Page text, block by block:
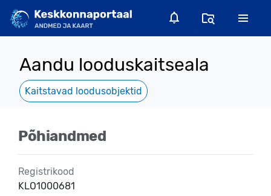
Aandu looduskaitseala
Kaitstavad loodusobjektid
Põhiandmed
Registrikood
KLO1000681